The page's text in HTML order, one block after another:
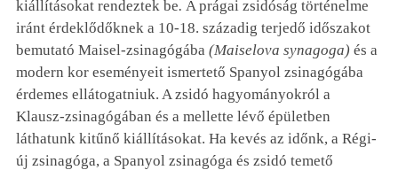
kiállításokat rendeztek be. A prágai zsidóság történelme
iránt érdeklődőknek a 10-18. századig terjedő időszakot
bemutató Maisel-zsinagógába (Maiselova synagoga) és a
modern kor eseményeit ismertető Spanyol zsinagógába
érdemes ellátogatniuk. A zsidó hagyományokról a
Klausz-zsinagógában és a mellette lévő épületben
láthatunk kitűnő kiállításokat. Ha kevés az időnk, a Régi-
új zsinagóga, a Spanyol zsinagóga és zsidó temető